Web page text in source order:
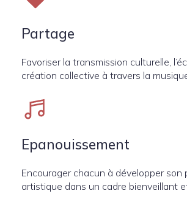
Partage
Favoriser la transmission culturelle,
création collective à travers la
Epanouissement
Encourager chacun à développer son
artistique dans un cadre bienveillant